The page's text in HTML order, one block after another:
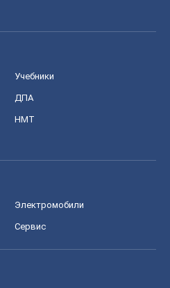
Учебники
ДПА
НМТ
Электромобили
Сервис